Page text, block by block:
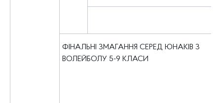
ФІНАЛЬНІ ЗМАГАННЯ СЕРЕД ЮНАКІВ З
ВОЛЕЙБОЛУ 5-9 КЛАСИ